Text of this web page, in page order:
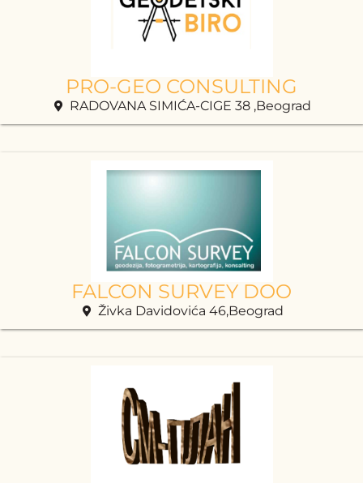
PRO-GEO CONSULTING
RADOVANA SIMIĆA-CIGE 38 ,Beograd
FALCON SURVEY DOO
Živka Davidovića 46,Beograd